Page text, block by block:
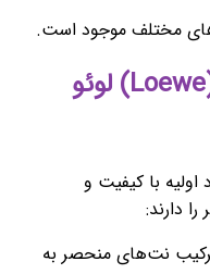
مختلف موجود است.
مشخصات عطر و ادکلن (Loewe) لوئو
اولیه با کیفیت و
دارند:
نت‌های منحصر به